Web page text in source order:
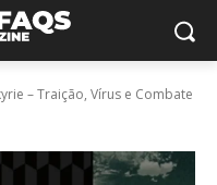
– Traição, Vírus e Combate